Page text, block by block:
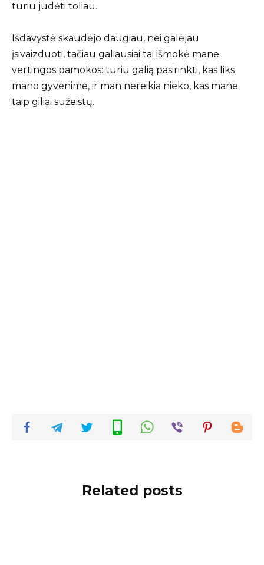
turiu judėti toliau.
Išdavystė skaudėjo daugiau, nei galėjau
įsivaizduoti, tačiau galiausiai tai išmokė mane
vertingos pamokos: turiu galią pasirinkti, kas liks
mano gyvenime, ir man nereikia nieko, kas mane
taip giliai sužeistų.
Related posts